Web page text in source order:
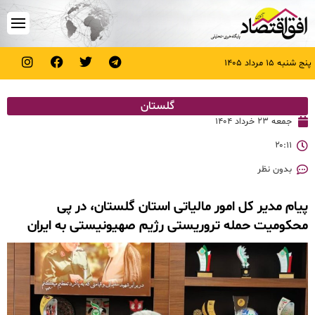
پنج شنبه ۱۵ مرداد ۱۴۰۵
گلستان
جمعه ۲۳ خرداد ۱۴۰۴
۲۰:۱۱
بدون نظر
پیام مدیر کل امور مالیاتی استان گلستان، در پی
محکومیت حمله تروریستی رژیم صهیونیستی به ایران